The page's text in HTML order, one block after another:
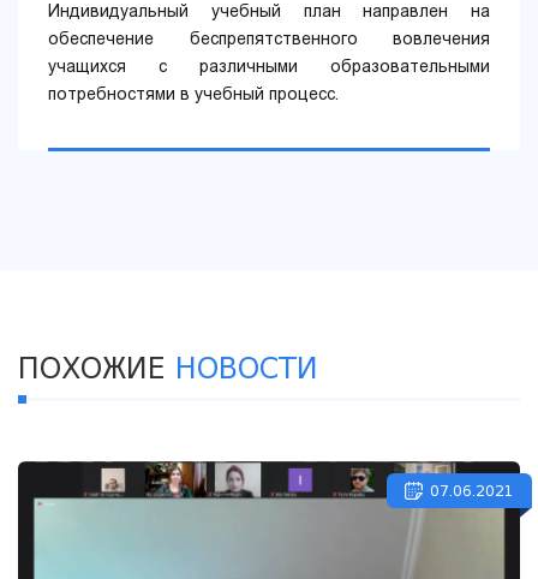
Индивидуальный учебный план направлен на
обеспечение беспрепятственного вовлечения
учащихся с различными образовательными
потребностями в учебный процесс.
ПОХОЖИЕ НОВОСТИ
07.06.2021